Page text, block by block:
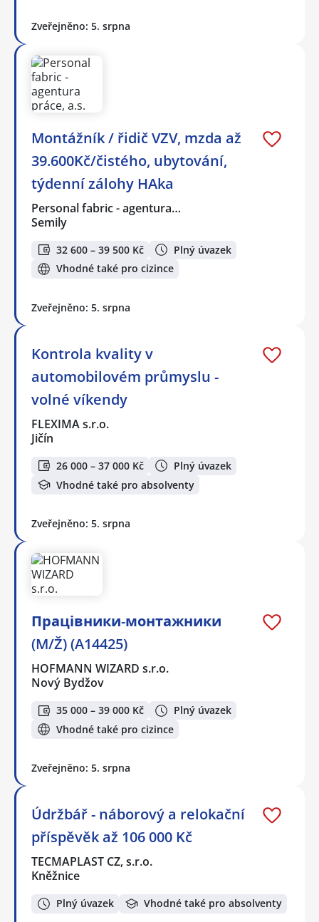
Zveřejněno: 5. srpna
Montážník / řidič VZV, mzda až
39.600Kč/čistého, ubytování,
týdenní zálohy HAka
Personal fabric - agentura…
Semily
32 600 – 39 500 Kč
Plný úvazek
Vhodné také pro cizince
Zveřejněno: 5. srpna
Kontrola kvality v
automobilovém průmyslu -
volné víkendy
FLEXIMA s.r.o.
Jičín
26 000 – 37 000 Kč
Plný úvazek
Vhodné také pro absolventy
Zveřejněno: 5. srpna
Працівники-монтажники
(M/Ž) (A14425)
HOFMANN WIZARD s.r.o.
Nový Bydžov
35 000 – 39 000 Kč
Plný úvazek
Vhodné také pro cizince
Zveřejněno: 5. srpna
Údržbář - náborový a relokační
příspěvěk až 106 000 Kč
TECMAPLAST CZ, s.r.o.
Kněžnice
Plný úvazek Vhodné také pro absolventy